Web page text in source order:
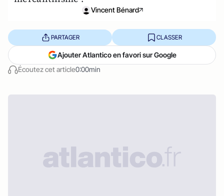
Vincent Bénard
Écoutez cet article0:00min
PARTAGER CLASSER
Ajouter Atlantico en favori sur Google